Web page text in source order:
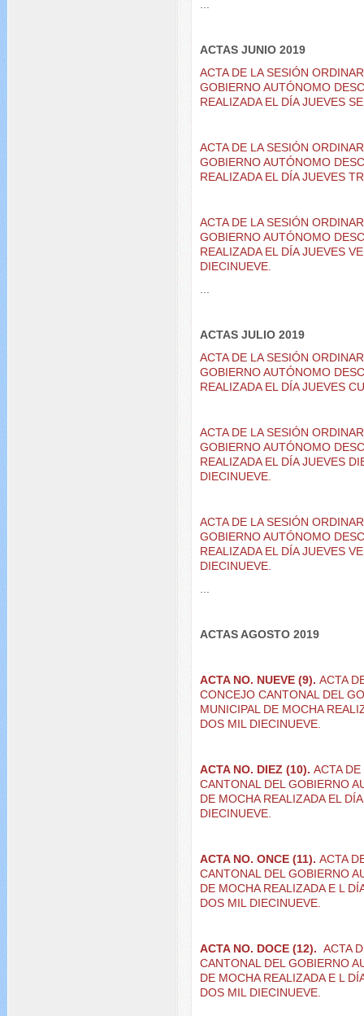
ACTAS JUNIO 2019
ACTA DE LA SESIÓN
GOBIERNO AUTÓNOMO
REALIZADA EL DÍA JUEVES
ACTA DE LA SESIÓN
GOBIERNO AUTÓNOMO
REALIZADA EL DÍA JUEVES
ACTA DE LA SESIÓN
GOBIERNO AUTÓNOMO
REALIZADA EL DÍA JUEVES
DIECINUEVE.
ACTAS JULIO 2019
ACTA DE LA SESIÓN
GOBIERNO AUTÓNOMO
REALIZADA EL DÍA JUEVES
ACTA DE LA SESIÓN
GOBIERNO AUTÓNOMO
REALIZADA EL DÍA JUEVES
DIECINUEVE.
ACTA DE LA SESIÓN
GOBIERNO AUTÓNOMO
REALIZADA EL DÍA JUEVES
DIECINUEVE.
ACTAS AGOSTO 2019
ACTA NO. NUEVE (9).ACTA
CONCEJO CANTONAL DEL
MUNICIPAL DE MOCHA
DOS MIL DIECINUEVE.
ACTA NO. DIEZ (10).ACTA
CANTONAL DEL GOBIERNO
DE MOCHA REALIZADA EL
DIECINUEVE.
ACTA NO. ONCE (11).ACTA
CANTONAL DEL GOBIERNO
DE MOCHA REALIZADA E L
DOS MIL DIECINUEVE.
ACTA NO. DOCE (12).ACTA
CANTONAL DEL GOBIERNO
DE MOCHA REALIZADA E L
DOS MIL DIECINUEVE.